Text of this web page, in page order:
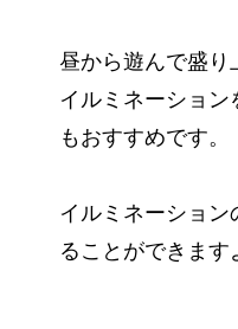
昼から遊んで盛り
イルミネーショ
もおすすめです。
イルミネーショ
ることができます